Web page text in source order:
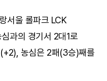
서울 롤파크 LCK
과의 경기서 2대1로
농심은 2패(3승)째를